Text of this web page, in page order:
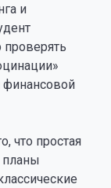
и
проверять
финансовой
что простая
планы